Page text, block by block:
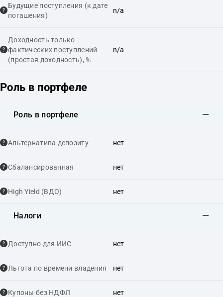
Будущие поступления (к дате
погашения)
n/a
Доходность только
фактических поступлений
(простая доходность), %
n/a
Роль в портфеле
Роль в портфеле
Альтернатива депозиту нет
Сбалансированная нет
High Yield (ВДО) нет
Налоги
Доступно для ИИС нет
Льгота по времени владения нет
Купоны без НДФЛ нет